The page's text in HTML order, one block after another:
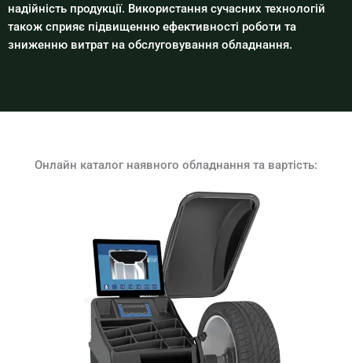
надійність продукції. Використання сучасних технологій
також сприяє підвищенню ефективності роботи та
зниженню витрат на обслуговування обладнання.
Онлайн каталог наявного обладнання та вартість: